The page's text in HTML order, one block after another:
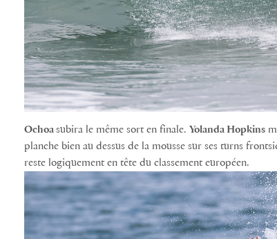
Ochoasubira le même sort en finale. Yolanda Hopkins
planche bien au dessus de la mousse sur ses turns
reste logiquement en tête du classement européen.